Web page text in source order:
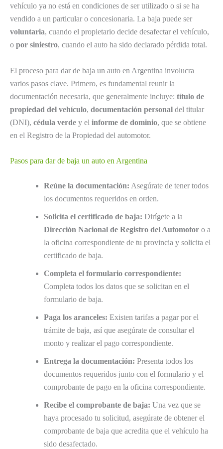
vehículo ya no está en condiciones de ser utilizado o si se ha
vendido a un particular o concesionaria. La baja puede ser
voluntaria, cuando el propietario decide desafectar el vehículo,
o por siniestro, cuando el auto ha sido declarado pérdida total.
El proceso para dar de baja un auto en Argentina involucra
varios pasos clave. Primero, es fundamental reunir la
documentación necesaria, que generalmente incluye: título de
propiedad del vehículo, documentación personal del titular
(DNI), cédula verde y el informe de dominio, que se obtiene
en el Registro de la Propiedad del automotor.
Pasos para dar de baja un auto en Argentina
Reúne la documentación: Asegúrate de tener todos
los documentos requeridos en orden.
Solicita el certificado de baja: Dirígete a la
Dirección Nacional de Registro del Automotor o a
la oficina correspondiente de tu provincia y solicita el
certificado de baja.
Completa el formulario correspondiente:
Completa todos los datos que se solicitan en el
formulario de baja.
Paga los aranceles: Existen tarifas a pagar por el
trámite de baja, así que asegúrate de consultar el
monto y realizar el pago correspondiente.
Entrega la documentación: Presenta todos los
documentos requeridos junto con el formulario y el
comprobante de pago en la oficina correspondiente.
Recibe el comprobante de baja: Una vez que se
haya procesado tu solicitud, asegúrate de obtener el
comprobante de baja que acredita que el vehículo ha
sido desafectado.